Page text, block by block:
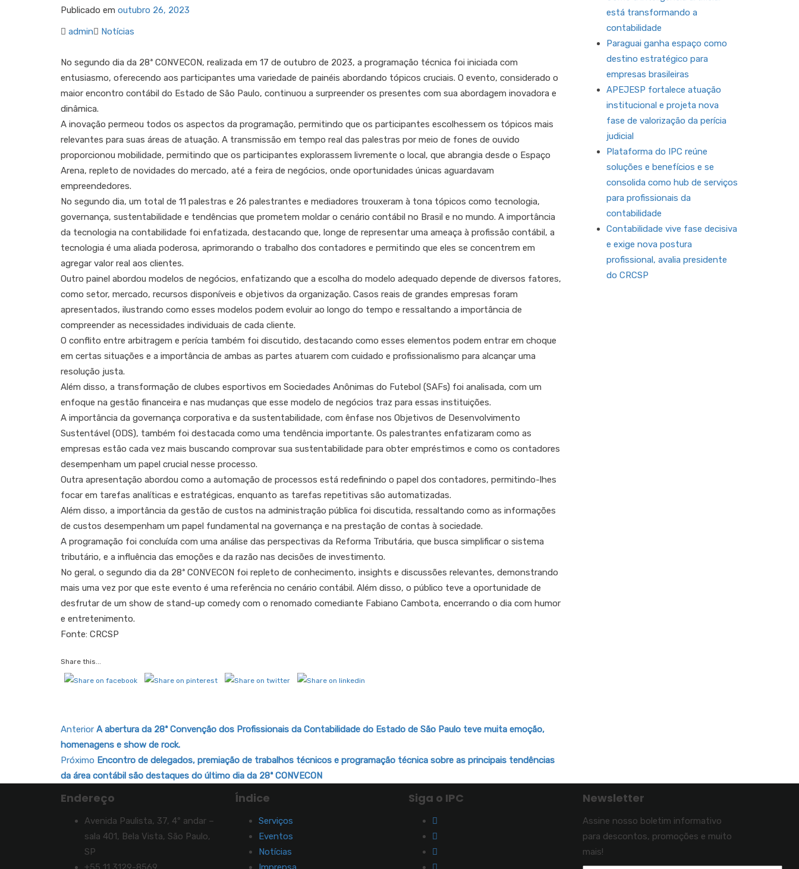
Publicado em outubro 26, 2023
admin
Notícias
No segundo dia da 28ª CONVECON, realizada em 17 de outubro de 2023, a programação técnica foi iniciada com
entusiasmo, oferecendo aos participantes uma variedade de painéis abordando tópicos cruciais. O evento, considerado o
maior encontro contábil do Estado de São Paulo, continuou a surpreender os presentes com sua abordagem inovadora e
dinâmica.
A inovação permeou todos os aspectos da programação, permitindo que os participantes escolhessem os tópicos mais
relevantes para suas áreas de atuação. A transmissão em tempo real das palestras por meio de fones de ouvido
proporcionou mobilidade, permitindo que os participantes explorassem livremente o local, que abrangia desde o Espaço
Arena, repleto de novidades do mercado, até a feira de negócios, onde oportunidades únicas aguardavam
empreendedores.
No segundo dia, um total de 11 palestras e 26 palestrantes e mediadores trouxeram à tona tópicos como tecnologia,
governança, sustentabilidade e tendências que prometem moldar o cenário contábil no Brasil e no mundo. A importância
da tecnologia na contabilidade foi enfatizada, destacando que, longe de representar uma ameaça à profissão contábil, a
tecnologia é uma aliada poderosa, aprimorando o trabalho dos contadores e permitindo que eles se concentrem em
agregar valor real aos clientes.
Outro painel abordou modelos de negócios, enfatizando que a escolha do modelo adequado depende de diversos fatores,
como setor, mercado, recursos disponíveis e objetivos da organização. Casos reais de grandes empresas foram
apresentados, ilustrando como esses modelos podem evoluir ao longo do tempo e ressaltando a importância de
compreender as necessidades individuais de cada cliente.
O conflito entre arbitragem e perícia também foi discutido, destacando como esses elementos podem entrar em choque
em certas situações e a importância de ambas as partes atuarem com cuidado e profissionalismo para alcançar uma
resolução justa.
Além disso, a transformação de clubes esportivos em Sociedades Anônimas do Futebol (SAFs) foi analisada, com um
enfoque na gestão financeira e nas mudanças que esse modelo de negócios traz para essas instituições.
A importância da governança corporativa e da sustentabilidade, com ênfase nos Objetivos de Desenvolvimento
Sustentável (ODS), também foi destacada como uma tendência importante. Os palestrantes enfatizaram como as
empresas estão cada vez mais buscando comprovar sua sustentabilidade para obter empréstimos e como os contadores
desempenham um papel crucial nesse processo.
Outra apresentação abordou como a automação de processos está redefinindo o papel dos contadores, permitindo-lhes
focar em tarefas analíticas e estratégicas, enquanto as tarefas repetitivas são automatizadas.
Além disso, a importância da gestão de custos na administração pública foi discutida, ressaltando como as informações
de custos desempenham um papel fundamental na governança e na prestação de contas à sociedade.
A programação foi concluída com uma análise das perspectivas da Reforma Tributária, que busca simplificar o sistema
tributário, e a influência das emoções e da razão nas decisões de investimento.
No geral, o segundo dia da 28ª CONVECON foi repleto de conhecimento, insights e discussões relevantes, demonstrando
mais uma vez por que este evento é uma referência no cenário contábil. Além disso, o público teve a oportunidade de
desfrutar de um show de stand-up comedy com o renomado comediante Fabiano Cambota, encerrando o dia com humor
e entretenimento.
Fonte: CRCSP
Share this...
Anterior A abertura da 28ª Convenção dos Profissionais da Contabilidade do Estado de São Paulo teve muita emoção,
homenagens e show de rock.
Próximo Encontro de delegados, premiação de trabalhos técnicos e programação técnica sobre as principais tendências
da área contábil são destaques do último dia da 28ª CONVECON
está transformando a
contabilidade
Paraguai ganha espaço como
destino estratégico para
empresas brasileiras
APEJESP fortalece atuação
institucional e projeta nova
fase de valorização da perícia
judicial
Plataforma do IPC reúne
soluções e benefícios e se
consolida como hub de serviços
para profissionais da
contabilidade
Contabilidade vive fase decisiva
e exige nova postura
profissional, avalia presidente
do CRCSP
Endereço
Avenida Paulista, 37, 4º andar –
sala 401, Bela Vista, São Paulo,
SP
Índice
Serviços
Eventos
Notícias
Siga o IPC Newsletter
Assine nosso boletim informativo
para descontos, promoções e muito
mais!